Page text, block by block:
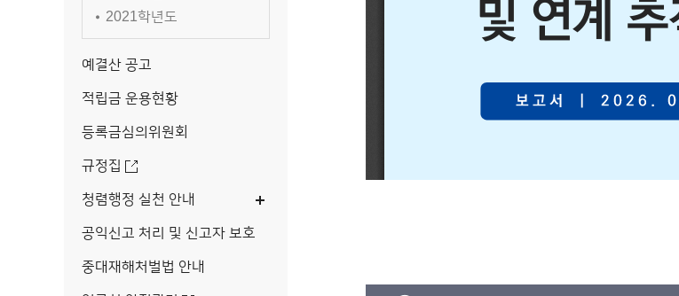
2021학년도
예결산 공고
적립금 운용현황
등록금심의위원회
규정집
청렴행정 실천 안내
공익신고 처리 및 신고자 보호
중대재해처벌법 안내